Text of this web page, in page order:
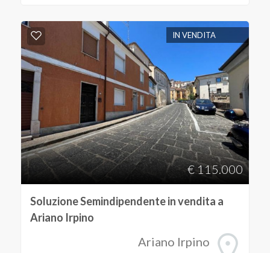
IN VENDITA
€ 115.000
Soluzione Semindipendente in vendita a
Ariano Irpino
Ariano Irpino